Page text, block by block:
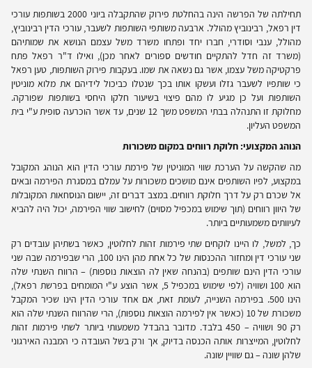
תחילתה של הפרשה הינה בהחלטת פירוק שהתקבלה ביוני 2000 בשותפות עורכי
דין רפאל, רבינוביץ מהולל. ארבעה משותפי השותפות לשעבר, עורכי הדין רבינוביץ,
מהולל, ענבי וסודרי, חברו יחד ופתחו משרד משל עצמם הנושא את שמותיהם
(משרד זה חדל להתקיים חודשים ספורים לאחר מכן), ואילו ד"ר רפאל פתח
פרקטיקה משל עצמו, אשר גם נשאה את שמו. בעקבות פירוק השותפות, טען רפאל
כי שותפיו לשעבר גזלו ועשקו אותו בכך שנטלו כביכול לידיהם את מלוא מוניטין
השותפות ועל כן מגיע לו מהם פיצוי בשיעור חלקו היחסי בשותפות שפורקה.
מחלוקת זו התנהלה בבתי המשפט משך 12 שנים, עד אשר הוכרעה סופית ע"י בית
המשפט העליון.
הנוהג המקצועי: חלוקת רווחים במקום משכורות
מה שהקשה על הערכת שווי המוניטין של פירמת עורכי הדין הוא הנוהג המקובל
במקצוע, לפיו השותפים אינם מושכים משכורות על עמלם במסגרת הפירמה ובאים
אל שכרם רק על דרך חלוקת רווחים. במצב דברים זה, יישום הנוסחאות המקובלות
של היוון רווחים (תוך שימוש במכפיל מסוים) לחישוב שווי הפירמה, יכול היה להביא
לעיוותים משמעותיים ביותר.
כך, למשל, לו היינו לוקחים שתי פירמות זהות לחלוטין, כאשר בשתיהן עובדים רק
שני עורכי דין ומחזור ההכנסות של כל אחת מהן הינו 100, הרי שבפירמה שבה שני
עורכי הדין הינם שותפים (בהנחה שאין לה הוצאות נוספות) – הרווח השנתי שלה
הוא 100 ושוויה (לפי שימוש במכפיל 5, אשר הוצע ע"י המומחים בפרשת רפאל),
הינו 500. בפירמה השנייה, לעומת זאת, אם אחד עורכי הדין הינו שכיר המקבל
משכורת של 10 (כאשר אין לפירמה הוצאות נוספות), הרי שהרווח השנתי שלה הוא
רק 90 ושוויה – 450 בלבד. מדובר בהבדל משמעותי ביותר לשתי פירמות זהות
לחלוטין, המייצרות אותה הכנסה בדיוק, אך ורק בשל העובדה כי המבנה האירגוני
שלהן שונה – גם שוויין שונה.